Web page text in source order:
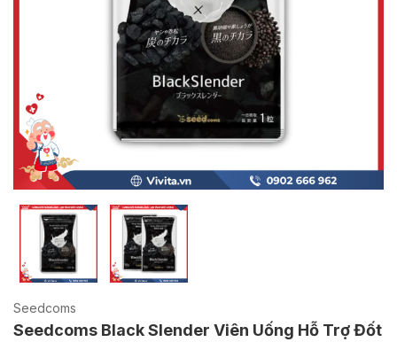
Seedcoms
Seedcoms Black Slender Viên Uống Hỗ Trợ Đốt